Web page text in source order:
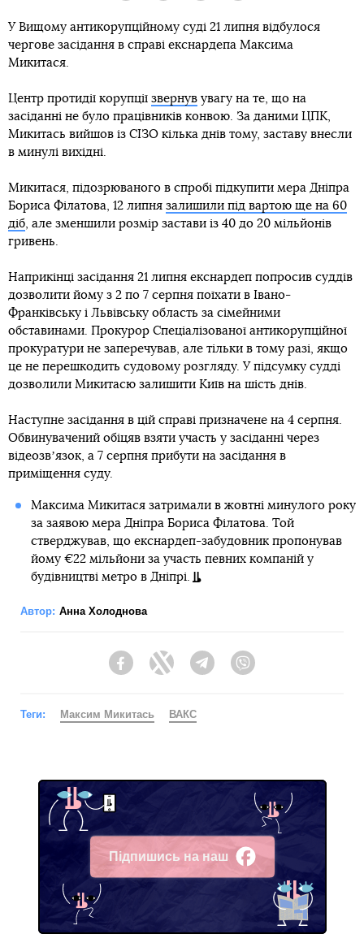
У Вищому антикорупційному суді 21 липня відбулося
чергове засідання в справі екснардепа Максима
Микитася.
Центр протидії корупції звернув увагу на те, що на
засіданні не було працівників конвою. За даними ЦПК,
Микитась вийшов із СІЗО кілька днів тому, заставу внесли
в минулі вихідні.
Микитася, підозрюваного в спробі підкупити мера Дніпра
Бориса Філатова, 12 липня залишили під вартою ще на 60
діб, але зменшили розмір застави із 40 до 20 мільйонів
гривень.
Наприкінці засідання 21 липня екснардеп попросив суддів
дозволити йому з 2 по 7 серпня поїхати в Івано-
Франківську і Львівську область за сімейними
обставинами. Прокурор Спеціалізованої антикорупційної
прокуратури не заперечував, але тільки в тому разі, якщо
це не перешкодить судовому розгляду. У підсумку судді
дозволили Микитасю залишити Київ на шість днів.
Наступне засідання в цій справі призначене на 4 серпня.
Обвинувачений обіцяв взяти участь у засіданні через
відеозвʼязок, а 7 серпня прибути на засідання в
приміщення суду.
Максима Микитася затримали в жовтні минулого року
за заявою мера Дніпра Бориса Філатова. Той
стверджував, що екснардеп-забудовник пропонував
йому €22 мільйони за участь певних компаній у
будівництві метро в Дніпрі.
Автор: Анна Холоднова
FacebookTwitter Telegram
Теги: Максим Микитась ВАКС
Підпишись на наш
Facebook